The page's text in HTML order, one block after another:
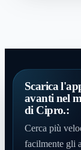
Scarica
avanti nel
di Cipro.:
Cerca più
facilmente gli